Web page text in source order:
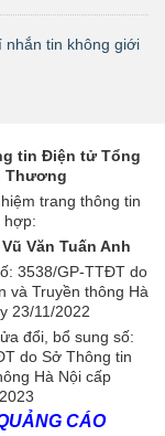
nhắn tin không giới
tin Điện tử Tổng
Thương
trang thông tin
hợp:
Văn Tuấn Anh
3538/GP-TTĐT do
và Truyền thông Hà
23/11/2022
đổi, bổ sung số:
do Sở Thông tin
Hà Nội cấp
CÁO